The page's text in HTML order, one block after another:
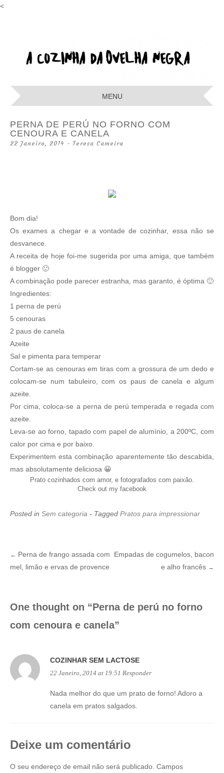
<
A COZINHA
DA OVELHA
NEGRA
MENU
TO
CONTENT
PERNA DE PERÚ NO FORNO COM
CENOURA E CANELA
22 Janeiro, 2014 - Teresa Cameira
Bom dia!
Os exames a chegar e a vontade de cozinhar, essa não se
desvanece.
A receita de hoje foi-me sugerida por uma amiga, que também
é blogger 🙂
A combinação pode parecer estranha, mas garanto, é óptima 🙂
Ingredientes:
1 perna de perú
5 cenouras
2 paus de canela
Azeite
Sal e pimenta para temperar
Cortam-se as cenouras em tiras com a grossura de um dedo e
colocam-se num tabuleiro, com os paus de canela e algum
azeite.
Por cima, coloca-se a perna de perú temperada e regada com
azeite.
Leva-se ao forno, tapado com papel de alumínio, a 200ºC, com
calor por cima e por baixo.
Experimentem esta combinação aparentemente tão descabida,
mas absolutamente deliciosa 😀
Prato cozinhados com amor, e fotografados com paixão.
Check out my facebook
Posted in Sem categoria - Tagged Pratos para impressionar
Post
← Perna de frango assada com
mel, limão e ervas de provence
Empadas de cogumelos, bacon
e alho francês →
One thought on “Perna de perú no forno
com cenoura e canela”
COZINHAR SEM LACTOSE
22 Janeiro, 2014 at 19:51 Responder
Nada melhor do que um prato de forno! Adoro a
canela em pratos salgados.
Deixe um comentário
O seu endereço de email não será publicado. Campos